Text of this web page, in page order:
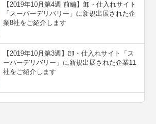
【2019年10月第4週 前編】卸・仕入れサイト
「スーパーデリバリー」に新規出展された企
業8社をご紹介します
【2019年10月第3週】卸・仕入れサイト「ス
ーパーデリバリー」に新規出展された企業11
社をご紹介します